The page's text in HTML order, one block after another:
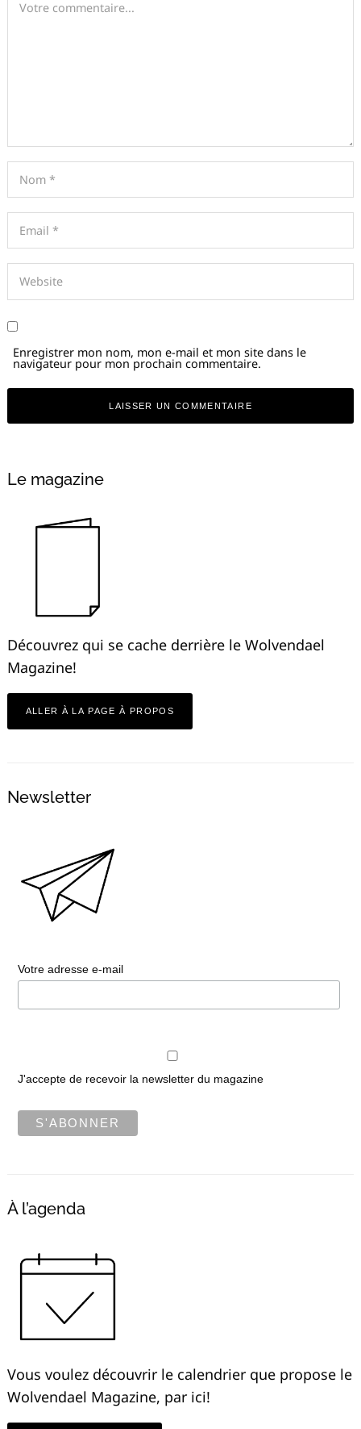
Enregistrer mon nom, mon e-mail et mon site dans le
navigateur pour mon prochain commentaire.
Le magazine
Découvrez qui se cache derrière le Wolvendael
Magazine!
ALLER À LA PAGE À PROPOS
Newsletter
Votre adresse e-mail
J'accepte de recevoir la newsletter du magazine
À l’agenda
Vous voulez découvrir le calendrier que propose le
Wolvendael Magazine, par ici!